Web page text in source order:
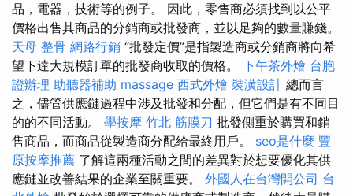
品，電器，技術等的例子。 因此，零售商必須找到以公平
價格出售其商品的分銷商或批發商，並以足夠的數量賺錢。
天母 整骨 網路行銷 “批發定價”是指製造商或分銷商將向希
望下達大規模訂單的批發商收取的價格。 下午茶外燴 台胞
證辦理 助聽器補助 massage 西式外燴 裝潢設計 總而言
之，儘管供應鏈過程中涉及批發和分配，但它們是有不同目
的的不同活動。 學按摩 竹北 筋膜刀 批發側重於購買和銷
售商品，而商品從製造商分配給最終用戶。 seo是什麼 豐
原按摩推薦 了解這兩種活動之間的差異對於想要優化其供
應鏈並改善結果的企業至關重要。 外國人在台灣開公司 台